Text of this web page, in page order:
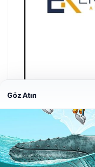
Enes Kaplan
Web sitemizi nasıl
Göz Atın